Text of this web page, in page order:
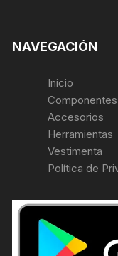
NAVEGACIÓN
Inicio
Componentes
Accesorios
Herramientas
Vestimenta
Política de